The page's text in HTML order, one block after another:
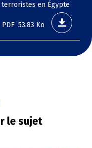
en Égypte
PDF 53.83 Ko
le sujet